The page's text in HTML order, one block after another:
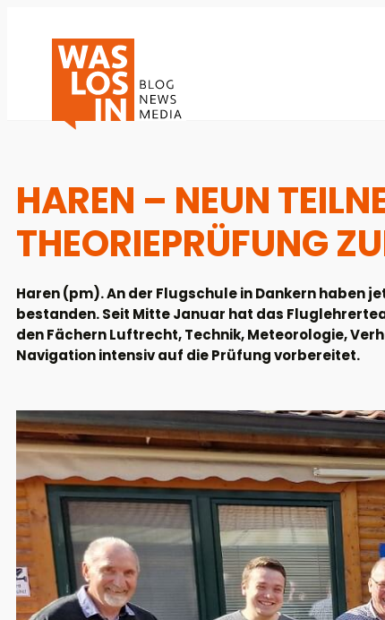
HAREN – NEUN
THEORIEPRÜFUNG
Haren (pm). An der Flugschule in Dankern haben
bestanden. Seit Mitte Januar hat das
den Fächern Luftrecht, Technik, Meteorologie,
Navigation intensiv auf die Prüfung vorbereitet.